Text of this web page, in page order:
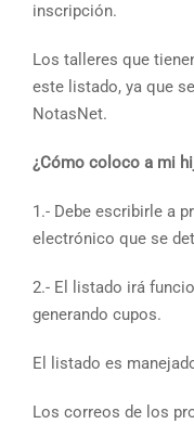
inscripción.
Los talleres que
este listado, ya que
NotasNet.
¿Cómo coloco a mi
1.- Debe escribirle a
electrónico que se
2.- El listado irá
generando cupos.
El listado es
Los correos de los